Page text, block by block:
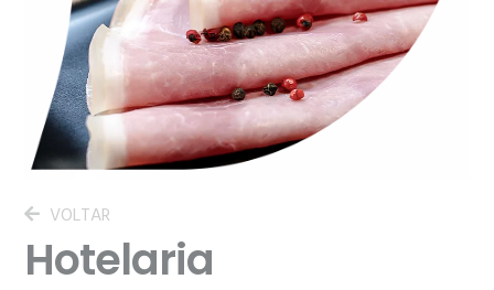
VOLTAR
Hotelaria